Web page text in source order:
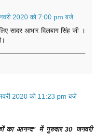
2020 को 7:00 pm बजे
सादर आभार दिलबाग सिंह जी ।
2020 को 11:23 pm बजे
का आनन्द" में गुरुवार 30 जनवरी